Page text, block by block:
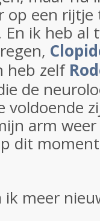
op een
ik heb al
heb zelf
de
voldoende
arm
dit
ik meer